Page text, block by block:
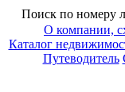
Поиск по номеру
О компании,
Каталог
Путеводитель